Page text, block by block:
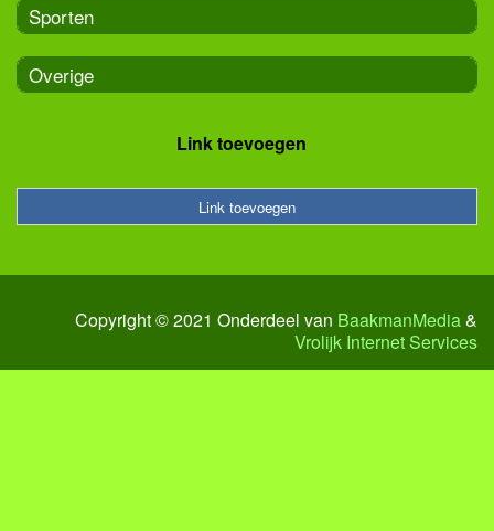
Sporten
Overige
Link toevoegen
Link toevoegen
Copyright © 2021 Onderdeel van BaakmanMedia&
Vrolijk Internet Services